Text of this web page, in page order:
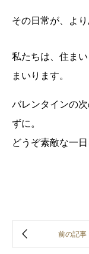
その日常が、よ
私たちは、住ま
まいります。
バレンタインの次
ずに。
どうぞ素敵な一